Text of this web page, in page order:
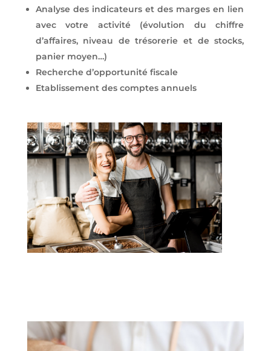
Analyse des indicateurs et des marges en lien
avec votre activité (évolution du chiffre
d’affaires, niveau de trésorerie et de stocks,
panier moyen…)
Recherche d’opportunité fiscale
Etablissement des comptes annuels